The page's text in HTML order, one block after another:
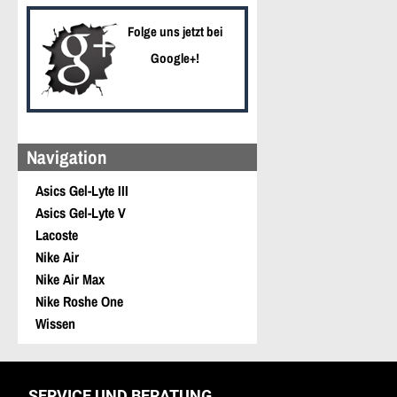
Folge uns jetzt bei
Google+!
Navigation
Asics Gel-Lyte III
Asics Gel-Lyte V
Lacoste
Nike Air
Nike Air Max
Nike Roshe One
Wissen